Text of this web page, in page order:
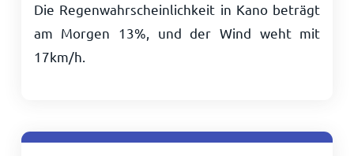
Die Regenwahrscheinlichkeit in Kano beträgt
am Morgen 13%, und der Wind weht mit
17km/h